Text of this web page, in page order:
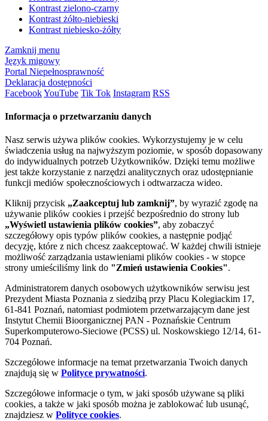
Kontrast zielono-czarny
Kontrast żółto-niebieski
Kontrast niebiesko-żółty
Zamknij menu
Język migowy
Portal Niepełnosprawność
Deklaracja dostępności
FacebookYouTube Tik Tok Instagram RSS
Informacja o przetwarzaniu danych
Nasz serwis używa plików cookies. Wykorzystujemy je w celu
świadczenia usług na najwyższym poziomie, w sposób dopasowany
do indywidualnych potrzeb Użytkowników. Dzięki temu możliwe
jest także korzystanie z narzędzi analitycznych oraz udostępnianie
funkcji mediów społecznościowych i odtwarzacza wideo.
Kliknij przycisk „Zaakceptuj lub zamknij”, by wyrazić zgodę na
używanie plików cookies i przejść bezpośrednio do strony lub
„Wyświetl ustawienia plików cookies”, aby zobaczyć
szczegółowy opis typów plików cookies, a następnie podjąć
decyzję, które z nich chcesz zaakceptować. W każdej chwili istnieje
możliwość zarządzania ustawieniami plików cookies - w stopce
strony umieściliśmy link do "Zmień ustawienia Cookies".
Administratorem danych osobowych użytkowników serwisu jest
Prezydent Miasta Poznania z siedzibą przy Placu Kolegiackim 17,
61-841 Poznań, natomiast podmiotem przetwarzającym dane jest
Instytut Chemii Bioorganicznej PAN - Poznańskie Centrum
Superkomputerowo-Sieciowe (PCSS) ul. Noskowskiego 12/14, 61-
704 Poznań.
Szczegółowe informacje na temat przetwarzania Twoich danych
znajdują się w Polityce prywatności.
Szczegółowe informacje o tym, w jaki sposób używane są pliki
cookies, a także w jaki sposób można je zablokować lub usunąć,
znajdziesz w Polityce cookies.